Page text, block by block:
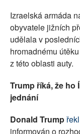
Izraelská armáda
obyvatele jižních
udělala v
hromadnému
z této oblasti auty.
Trump říká, že ho
jednání
Donald Trump
informován o